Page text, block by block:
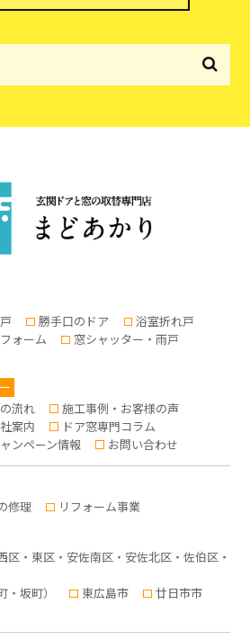
勝手口のドア
浴室折れ戸
ォーム
窓シャッター・雨戸
流れ
施工事例・お客様の声
案内
ドア窓専門コラム
ンペーン情報 お問い合わせ
修理
リフォーム事業
区・東区・安佐南区・安佐北区・佐伯区・
坂町）
東広島市
廿日市市